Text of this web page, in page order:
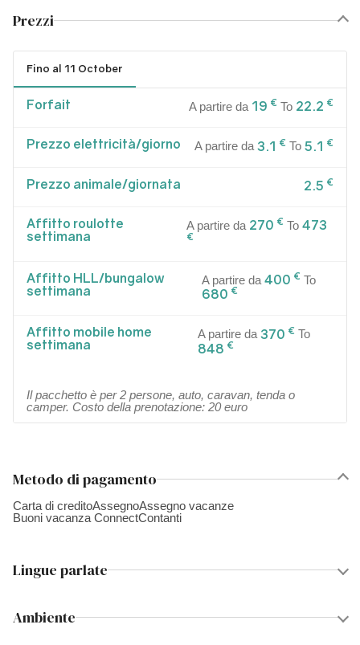
Prezzi
Fino al 11 October
Forfait A partire da 19 € To 22.2 €
Prezzo elettricità/giorno A partire da3.1 € To 5.1 €
Prezzo animale/giornata 2.5 €
Affitto roulotte
settimana
A partire da 270 € To473
€
Affitto HLL/bungalow
settimana
A partire da400 € To
680 €
Affitto mobile home
settimana
A partire da370 € To
848 €
Il pacchetto è per 2 persone, auto, caravan, tenda o
camper. Costo della prenotazione: 20 euro
Metodo di pagamento
Carta di creditoAssegnoAssegno vacanze
Buoni vacanza ConnectContanti
Lingue parlate
Ambiente